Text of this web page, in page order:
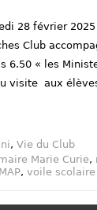
28 février 2025
Club
6.50 « les
visite aux
, Vie du Club
Marie Curie,
, voile scolaire